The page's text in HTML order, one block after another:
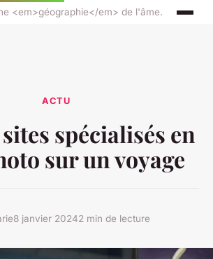
<em>géographie</em> de l'âme.
ACTU
spécialisés en
sur un voyage
8 janvier 20242 min de lecture